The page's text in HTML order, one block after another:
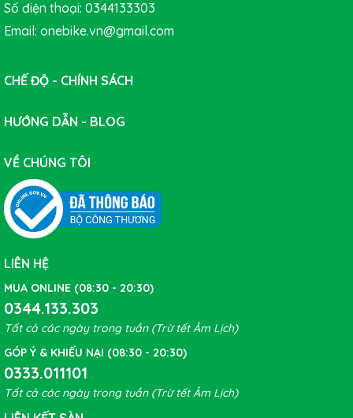
Số điện thoại: 0344133303
Email: onebike.vn@gmail.com
CHẾ ĐỘ - CHÍNH SÁCH
HƯỚNG DẪN - BLOG
VỀ CHÚNG TÔI
LIÊN HỆ
MUA ONLINE (08:30 - 20:30)
0344.133.303
Tất cả các ngày trong tuần (Trừ tết Âm Lịch)
GÓP Ý & KHIẾU NẠI (08:30 - 20:30)
0333.011101
Tất cả các ngày trong tuần (Trừ tết Âm Lịch)